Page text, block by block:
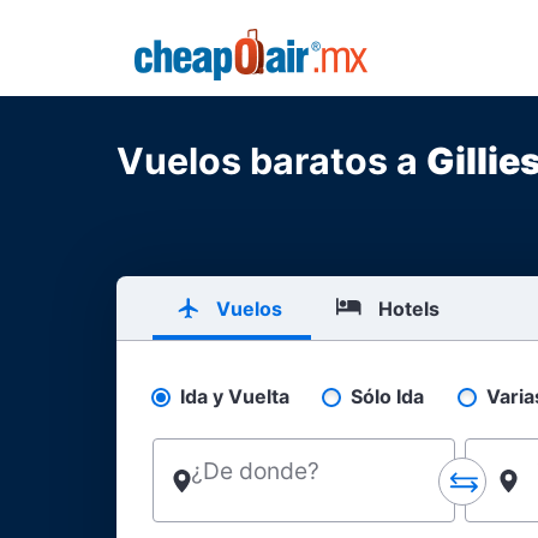
Vuelos baratos a
Vuelos Hotels
Pick your flight type
Ida y Vuelta Sólo Ida
¿De donde?